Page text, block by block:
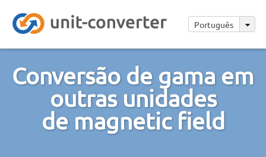
Português
Conversão de gama em
outras unidades
de magnetic field